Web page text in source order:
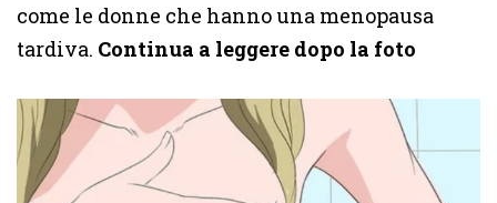
come le donne che hanno una menopausa
tardiva. Continua a leggere dopo la foto